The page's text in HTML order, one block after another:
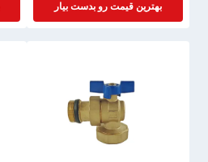
بهترین قیمت رو بدست بیار